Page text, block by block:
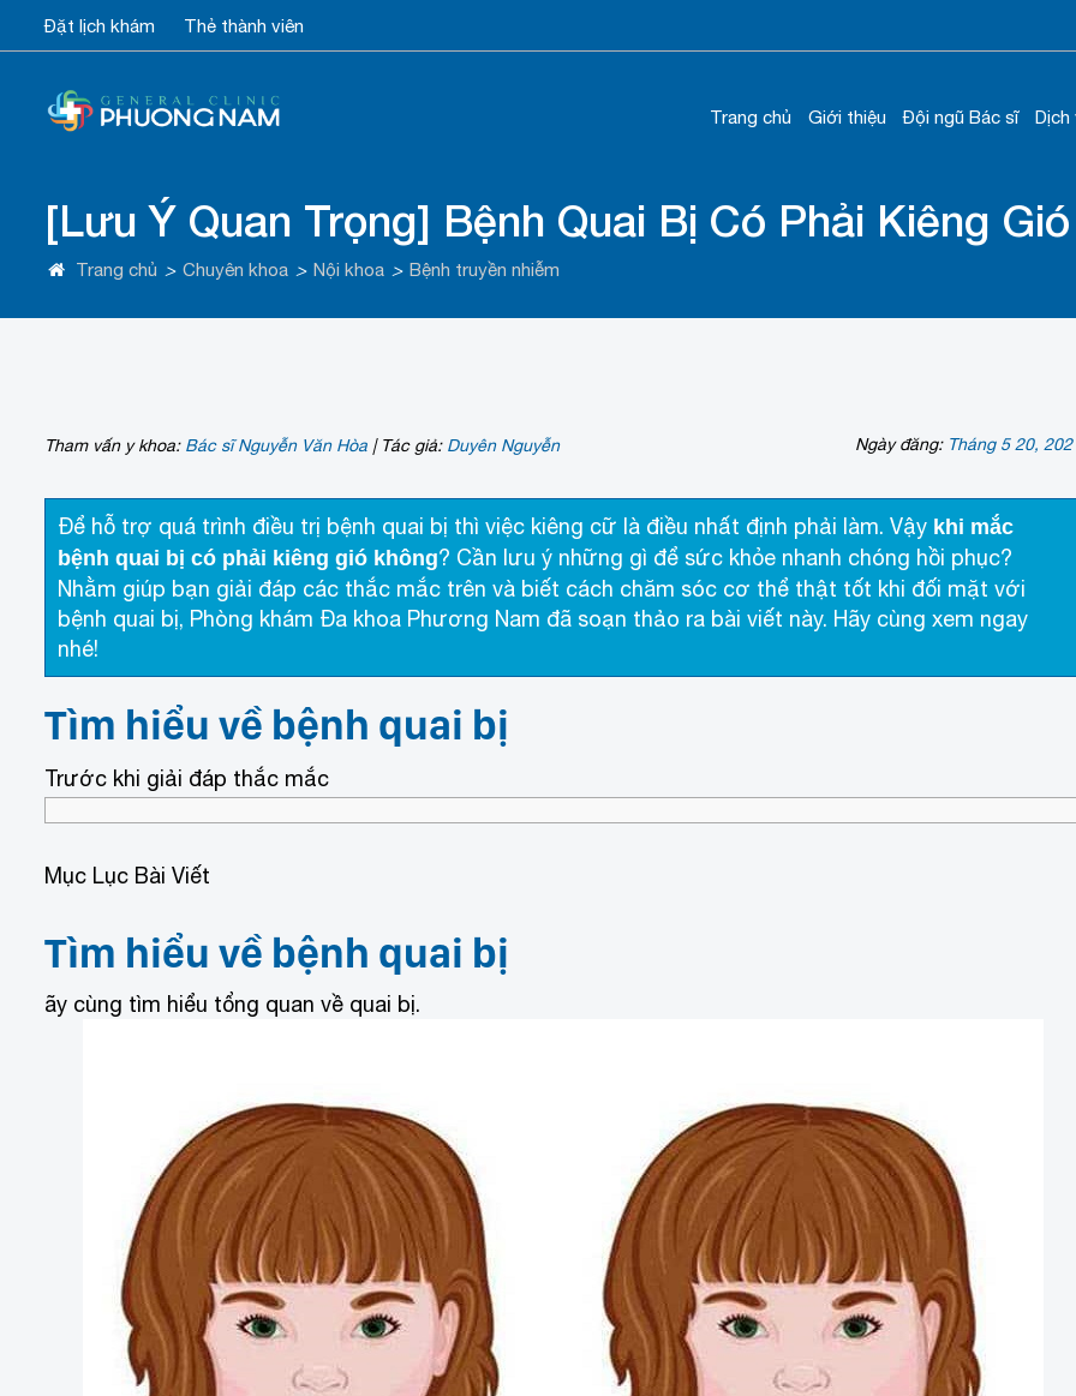
Đặt lịch khám Thẻ thành viên
Trang chủ Giới thiệu Đội ngũ Bác sĩ Dịch
[Lưu Ý Quan Trọng] Bệnh Quai Bị Có Phải Kiêng
Trang chủ > Chuyên khoa > Nội khoa > Bệnh truyền nhiễm
Tham vấn y khoa: Bác sĩ Nguyễn Văn Hòa |Tác giả: Duyên Nguyễn Ngày đăng: Tháng 5 20,
Để hỗ trợ quá trình điều trị bệnh quai bị thì việc kiêng cữ là điều nhất định phải làm. Vậy khi mắc
bệnh quai bị có phải kiêng gió không? Cần lưu ý những gì để sức khỏe nhanh chóng hồi phục?
Nhằm giúp bạn giải đáp các thắc mắc trên và biết cách chăm sóc cơ thể thật tốt khi đối mặt với
bệnh quai bị, Phòng khám Đa khoa Phương Nam đã soạn thảo ra bài viết này. Hãy cùng xem ngay
nhé!
Tìm hiểu về bệnh quai bị
Trước khi giải đáp thắc mắc
Mục Lục Bài Viết
Tìm hiểu về bệnh quai bị
ãy cùng tìm hiểu tổng quan về quai bị.